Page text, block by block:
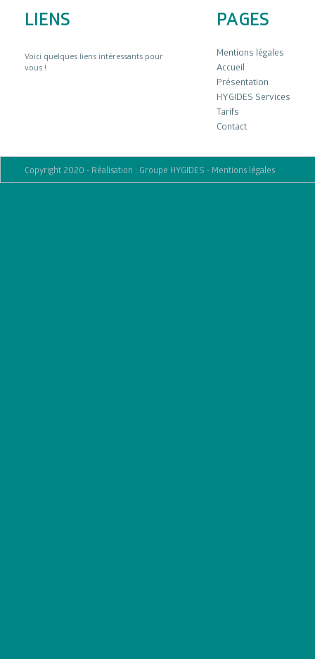
LIENS
Voici quelques liens intéressants pour
vous !
PAGES
Mentions légales
Accueil
Présentation
HYGIDES Services
Tarifs
Contact
Copyright 2020 - Réalisation : Groupe HYGIDES - Mentions légales